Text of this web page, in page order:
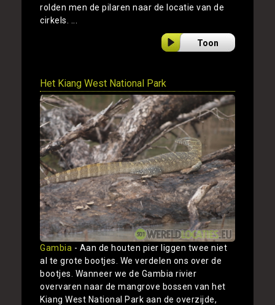
rolden men de pilaren naar de locatie van de
cirkels. ...
Toon
Het Kiang West National Park
Gambia - Aan de houten pier liggen twee niet
al te grote bootjes. We verdelen ons over de
bootjes. Wanneer we de Gambia rivier
overvaren naar de mangrove bossen van het
Kiang West National Park aan de overzijde,